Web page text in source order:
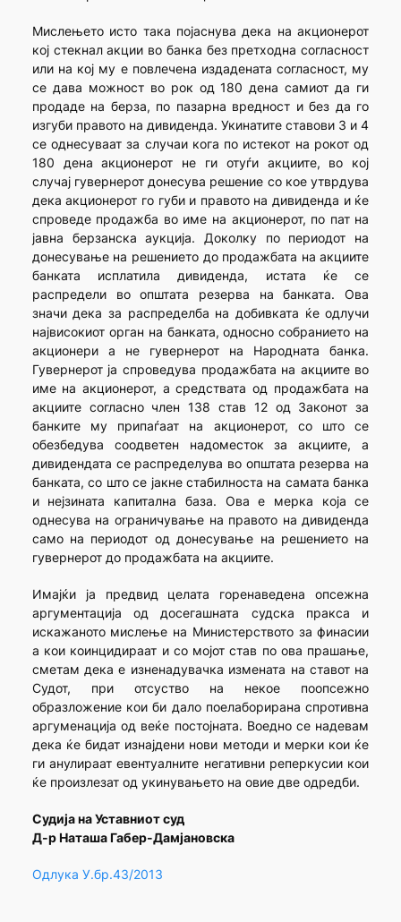
Мислењето исто така појаснува дека на акционерот
кој стекнал акции во банка без претходна согласност
или на кој му е повлечена издадената согласност, му
се дава можност во рок од 180 дена самиот да ги
продаде на берза, по пазарна вредност и без да го
изгуби правото на дивиденда. Укинатите ставови 3 и 4
се однесуваат за случаи кога по истекот на рокот од
180 дена акционерот не ги отуѓи акциите, во кој
случај гувернерот донесува решение со кое утврдува
дека акционерот го губи и правото на дивиденда и ќе
спроведе продажба во име на акционерот, по пат на
јавна берзанска аукција. Доколку по периодот на
донесување на решението до продажбата на акциите
банката исплатила дивиденда, истата ќе се
распредели во општата резерва на банката. Ова
значи дека за распределба на добивката ќе одлучи
највисокиот орган на банката, односно собранието на
акционери а не гувернерот на Народната банка.
Гувернерот ја спроведува продажбата на акциите во
име на акционерот, а средствата од продажбата на
акциите согласно член 138 став 12 од Законот за
банките му припаѓаат на акционерот, со што се
обезбедува соодветен надоместок за акциите, а
дивидендата се распределува во општата резерва на
банката, со што се јакне стабилноста на самата банка
и нејзината капитална база. Ова е мерка која се
однесува на ограничување на правото на дивиденда
само на периодот од донесување на решението на
гувернерот до продажбата на акциите.
Имајќи ја предвид целата горенаведена опсежна
аргументација од досегашната судска пракса и
искажаното мислење на Министерството за финасии
а кои коинцидираат и со мојот став по ова прашање,
сметам дека е изненадувачка измената на ставот на
Судот, при отсуство на некое поопсежно
образложение кои би дало поелаборирана спротивна
аргуменација од веќе постојната. Воедно се надевам
дека ќе бидат изнајдени нови методи и мерки кои ќе
ги анулираат евентуалните негативни реперкусии кои
ќе произлезат од укинувањето на овие две одредби.
Судија на Уставниот суд
Д-р Наташа Габер-Дамјановска
Одлука У.бр.43/2013